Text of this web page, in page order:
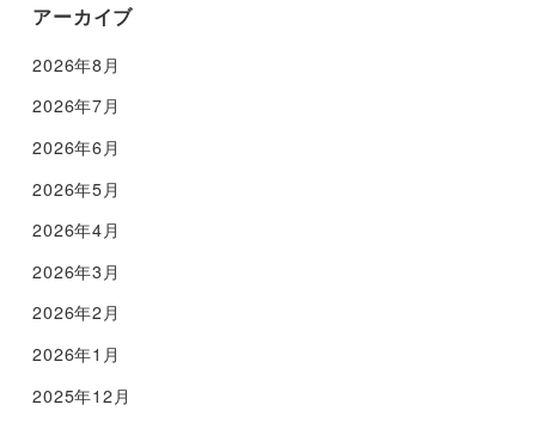
アーカイブ
2026年8月
2026年7月
2026年6月
2026年5月
2026年4月
2026年3月
2026年2月
2026年1月
2025年12月